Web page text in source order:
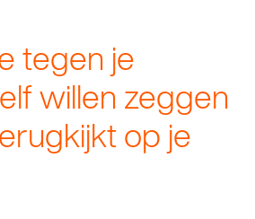
tegen je
willen zeggen
op je